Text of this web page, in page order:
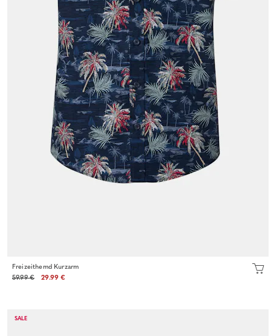
Freizeithemd Kurzarm
59.99 €
29.99 €
SALE